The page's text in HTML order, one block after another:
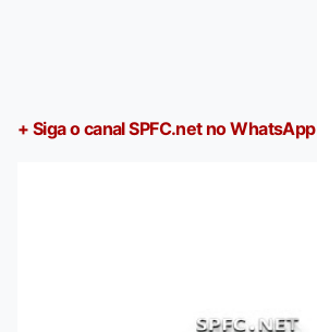
+ Siga o canal SPFC.net no WhatsApp